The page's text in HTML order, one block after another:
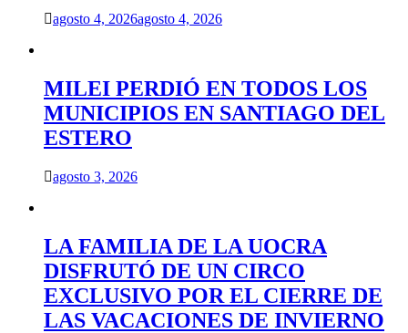
agosto 4, 2026agosto 4, 2026
MILEI PERDIÓ EN TODOS LOS
MUNICIPIOS EN SANTIAGO DEL
ESTERO
agosto 3, 2026
LA FAMILIA DE LA UOCRA
DISFRUTÓ DE UN CIRCO
EXCLUSIVO POR EL CIERRE DE
LAS VACACIONES DE INVIERNO